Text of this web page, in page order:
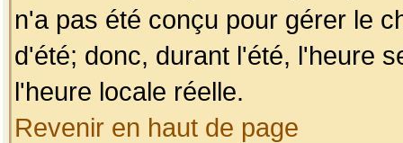
n'a pas été conçu pour gérer le
d'été; donc, durant l'été, l'heure
l'heure locale réelle.
Revenir en haut de page